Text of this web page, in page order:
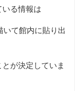
いる情報は
いて館内に貼り出
が決定していま